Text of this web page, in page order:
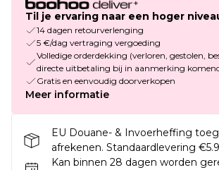
Til je ervaring naar een hoger
14 dagen retourverlenging
5 €/dag vertraging vergoeding
Volledige orderdekking (verloren, gestolen,
directe uitbetaling bij in aanmerking
Gratis en eenvoudig doorverkopen
Meer informatie
EU Douane- & Invoerheffing
afrekenen. Standaardlevering
Kan binnen 28 dagen worden